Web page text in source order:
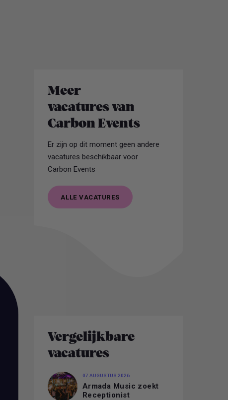
Meer
vacatures van
Carbon Events
Er zijn op dit moment geen andere
vacatures beschikbaar voor
Carbon Events
ALLE VACATURES
Vergelijkbare
vacatures
07 AUGUSTUS 2026
Armada Music zoekt
Receptionist